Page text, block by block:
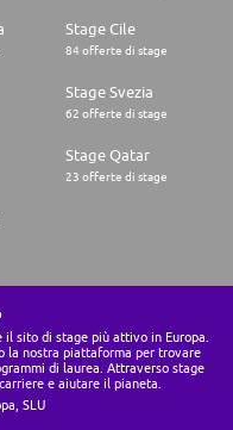
Stage Cile
84 offerte di stage
Stage Svezia
62 offerte di stage
Stage Qatar
23 offerte di stage
sito di stage più attivo in Europa.
la nostra piattaforma per trovare
di laurea. Attraverso stage
e aiutare il pianeta.
SLU